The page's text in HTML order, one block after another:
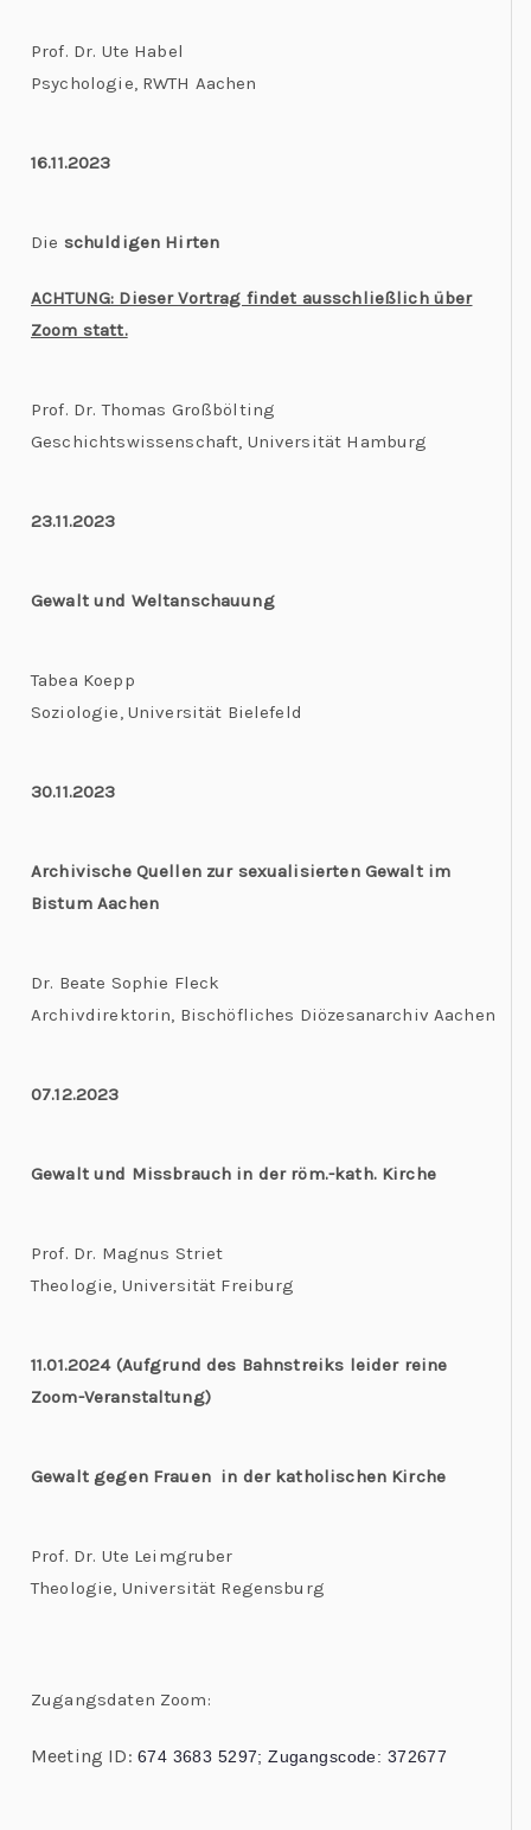
Prof. Dr. Ute Habel
Psychologie, RWTH Aachen
16.11.2023
Die schuldigen Hirten
ACHTUNG: Dieser Vortrag findet ausschließlich über
Zoom statt.
Prof. Dr. Thomas Großbölting
Geschichtswissenschaft, Universität Hamburg
23.11.2023
Gewalt und Weltanschauung
Tabea Koepp
Soziologie, Universität Bielefeld
30.11.2023
Archivische Quellen zur sexualisierten Gewalt im
Bistum Aachen
Dr. Beate Sophie Fleck
Archivdirektorin, Bischöfliches Diözesanarchiv Aachen
07.12.2023
Gewalt und Missbrauch in der röm.-kath. Kirche
Prof. Dr. Magnus Striet
Theologie, Universität Freiburg
11.01.2024 (Aufgrund des Bahnstreiks leider reine
Zoom-Veranstaltung)
Gewalt gegen Frauen in der katholischen Kirche
Prof. Dr. Ute Leimgruber
Theologie, Universität Regensburg
Zugangsdaten Zoom:
Meeting ID: 674 3683 5297;Zugangscode: 372677